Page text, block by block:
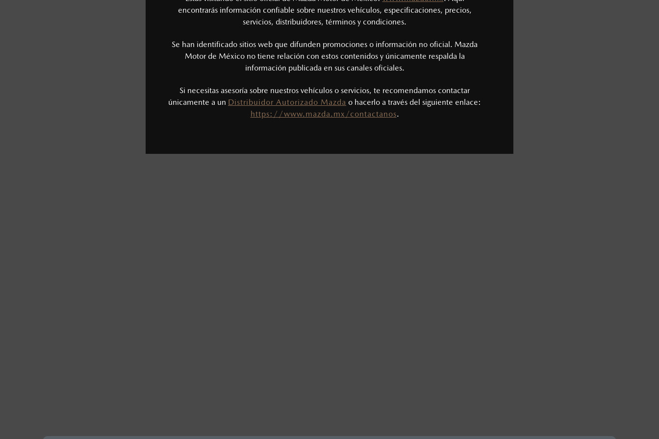
encontrarás información confiable sobre nuestros vehículos, especificaciones, precios,
servicios, distribuidores, términos y condiciones.
Se han identificado sitios web que difunden promociones o información no oficial. Mazda
Motor de México no tiene relación con estos contenidos y únicamente respalda la
información publicada en sus canales oficiales.
Si necesitas asesoría sobre nuestros vehículos o servicios, te recomendamos contactar
únicamente a un Distribuidor Autorizado Mazda o hacerlo a través del siguiente enlace:
https://www.mazda.mx/contactanos.